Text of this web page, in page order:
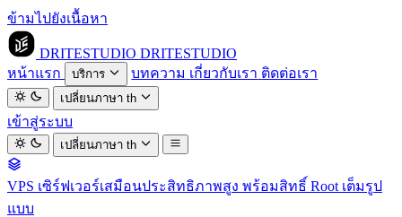
ข้ามไปยังเนื้อหา
DRITESTUDIO DRITESTUDIO
หน้าแรก
บริการ บทความ เกี่ยวกับเรา ติดต่อเรา
เปลี่ยนภาษาth
เข้าสู่ระบบ
เปลี่ยนภาษาth
VPS เซิร์ฟเวอร์เสมือนประสิทธิภาพสูง พร้อมสิทธิ์ Root เต็มรูป
แบบ